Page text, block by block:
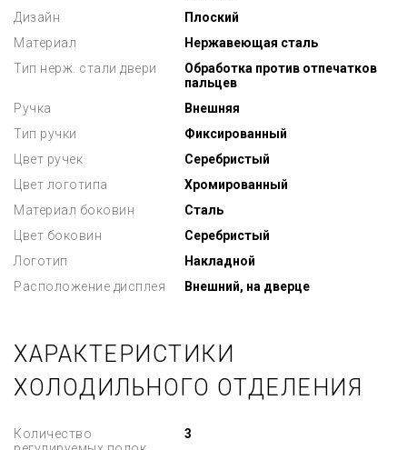
Дизайн
Плоский
Материал
Нержавеющая сталь
Тип нерж. стали двери
Обработка против отпечатков
пальцев
Ручка
Внешняя
Тип ручки
Фиксированный
Цвет ручек
Серебристый
Цвет логотипа
Хромированный
Материал боковин
Сталь
Цвет боковин
Серебристый
Логотип
Накладной
Расположение дисплея
Внешний, на дверце
ХАРАКТЕРИСТИКИ
ХОЛОДИЛЬНОГО ОТДЕЛЕНИЯ
Количество
3